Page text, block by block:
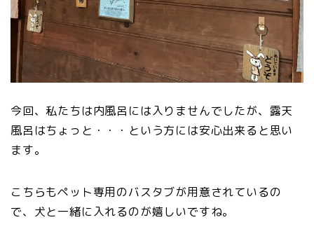
今回、私たちは内風呂には入りませんでしたが、露天
風呂はちょっと・・・という方には安心出来ると思い
ます。
こちらもペット専用のバスタブが用意されているの
で、犬と一緒に入れるのが嬉しいですね。